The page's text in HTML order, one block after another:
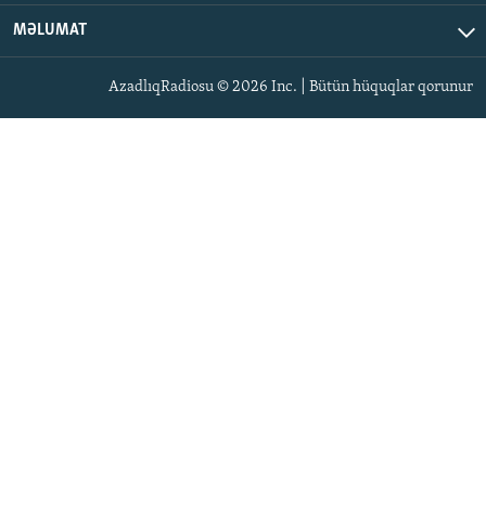
MƏLUMAT
AzadlıqRadiosu © 2026 Inc. | Bütün hüquqlar qorunur